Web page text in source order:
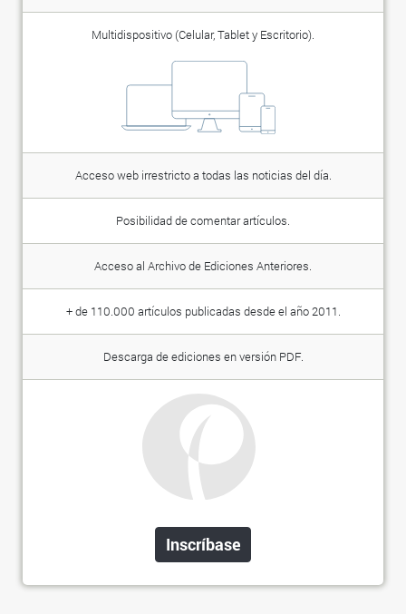
Multidispositivo (Celular, Tablet y Escritorio).
Acceso web irrestricto a todas las noticias del día.
Posibilidad de comentar artículos.
Acceso al Archivo de Ediciones Anteriores.
+ de 110.000 artículos publicadas desde el año 2011.
Descarga de ediciones en versión PDF.
Inscríbase